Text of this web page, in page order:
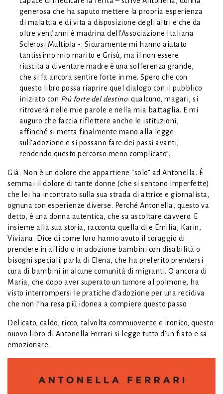
generosa che ha saputo mettere la propria esperienza
di malattia e di vita a disposizione degli altri e che da
oltre vent’anni è madrina dell’Associazione Italiana
Sclerosi Multipla -. Sicuramente mi hanno aiutato
tantissimo mio marito e Grisù, ma il non essere
riuscita a diventare madre è una sofferenza grande,
che si fa ancora sentire forte in me. Spero che con
questo libro possa riaprire quel dialogo con il pubblico
iniziato con Più forte del destino: qualcuno, magari, si
ritroverà nelle mie parole e nella mia battaglia. E mi
auguro che faccia riflettere anche le istituzioni,
affinché si metta finalmente mano alla legge
sull’adozione e si possano fare dei passi avanti,
rendendo questo percorso meno complicato”.
Già. Non è un dolore che appartiene “solo” ad Antonella. È
semmai il dolore di tante donne (che si sentono imperfette)
che lei ha incontrato sulla sua strada di attrice e giornalista,
ognuna con esperienze diverse. Perché Antonella, questo va
detto, è una donna autentica, che sa ascoltare davvero. E
insieme alla sua storia, racconta quella di e Emilia, Karin,
Viviana. Dice di come loro hanno avuto il coraggio di
prendere in affido o in adozione bambini con disabilità o
bisogni speciali; parla di Elena, che ha preferito prendersi
cura di bambini in alcune comunità di migranti. O ancora di
Maria, che dopo aver superato un tumore al polmone, ha
visto interrompersi le pratiche d’adozione per una recidiva
che non l’ha resa più idonea a compiere questo passo.
Delicato, caldo, ricco, talvolta commuovente e ironico, questo
nuovo libro di Antonella Ferrari si legge tutto d’un fiato e sa
emozionare.